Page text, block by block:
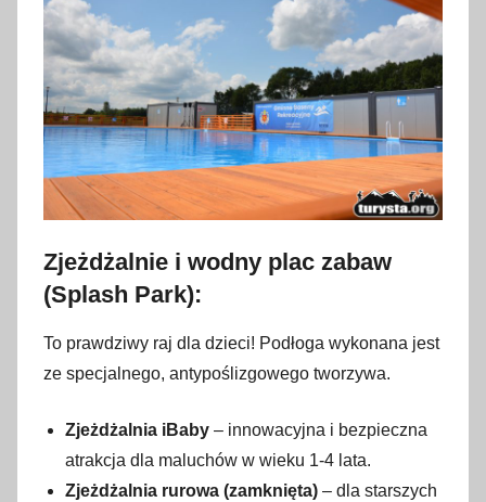
Zjeżdżalnie i wodny plac zabaw
(Splash Park):
To prawdziwy raj dla dzieci! Podłoga wykonana jest
ze specjalnego, antypoślizgowego tworzywa.
Zjeżdżalnia iBaby – innowacyjna i bezpieczna
atrakcja dla maluchów w wieku 1-4 lata.
Zjeżdżalnia rurowa (zamknięta) – dla starszych